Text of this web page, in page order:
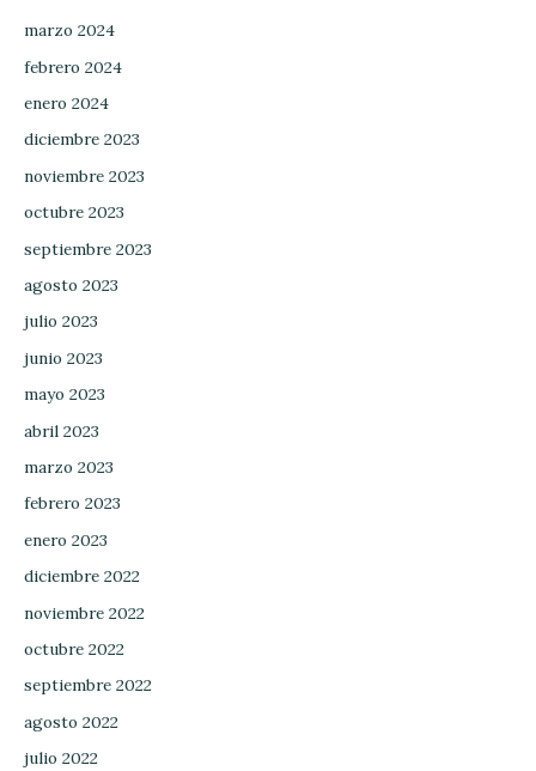
marzo 2024
febrero 2024
enero 2024
diciembre 2023
noviembre 2023
octubre 2023
septiembre 2023
agosto 2023
julio 2023
junio 2023
mayo 2023
abril 2023
marzo 2023
febrero 2023
enero 2023
diciembre 2022
noviembre 2022
octubre 2022
septiembre 2022
agosto 2022
julio 2022